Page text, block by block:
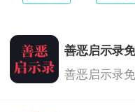
种经营决策。这些决
也考验玩家的智慧和勇
善恶启示录